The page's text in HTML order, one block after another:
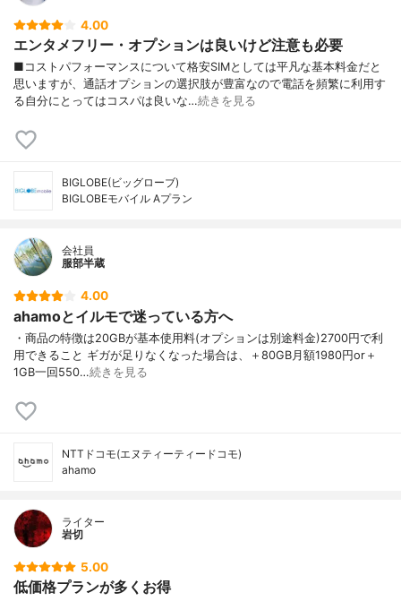
4.00
エンタメフリー・オプションは良いけど注意も必要
■コストパフォーマンスについて格安SIMとしては平凡な基本料金だと
思いますが、通話オプションの選択肢が豊富なので電話を頻繁に利用す
る自分にとってはコスパは良いな…続きを見る
BIGLOBE(ビッグローブ)
BIGLOBEモバイル Aプラン
会社員
服部半蔵
4.00
ahamoとイルモで迷っている方へ
・商品の特徴は20GBが基本使用料(オプションは別途料金)2700円で利
用できること ギガが足りなくなった場合は、＋80GB月額1980円or＋
1GB一回550…続きを見る
NTTドコモ(エヌティーティードコモ)
ahamo
ライター
岩切
5.00
低価格プランが多くお得